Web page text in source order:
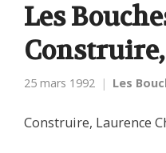
Les
Construire,
25 mars 1992 Les
Construire, Laurence